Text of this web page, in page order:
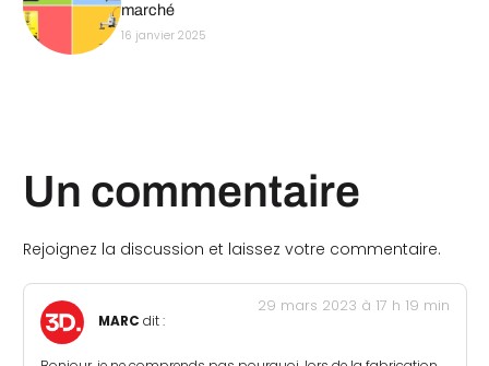
marché
16 janvier 2025
Un commentaire
Rejoignez la discussion et laissez votre commentaire.
MARC dit :
29 mars 2023 à 17 h 19 min